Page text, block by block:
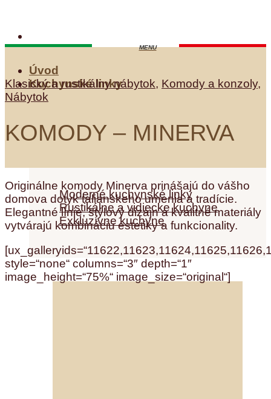
content
Úvod
Kuchynské linky
Moderné kuchynské linky
Rustikálne a vidiecke kuchyne
Exkluzívne kuchyne
Klasický a rustikálny nábytok, Komody a konzoly,
Nábytok
KOMODY – MINERVA
Originálne komody Minerva prinášajú do vášho
domova dotyk talianskeho umenia a tradície.
Elegantné línie, štýlový dizajn a kvalitné materiály
vytvárajú kombináciu estetiky a funkcionality.
style=“none“ columns=“3″ depth=“1″
image_height=“75%“ image_size=“original“]